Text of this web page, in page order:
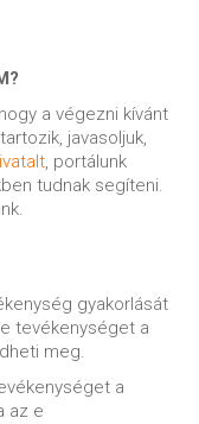
a végezni kívánt
javasoljuk,
, portálunk
tudnak segíteni.
gyakorlását
tevékenységet a
meg.
a
az e